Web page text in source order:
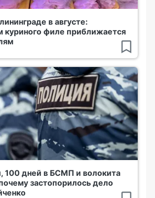
в августе:
куриного филе приближается
100 дней в БСМП и волокита
застопорилось дело